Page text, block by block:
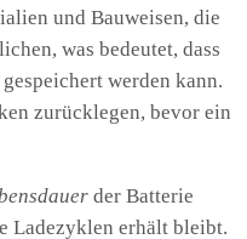
und Bauweisen, die
was bedeutet, dass
werden kann.
zurücklegen, bevor ein
der Batterie
Ladezyklen erhält bleibt.